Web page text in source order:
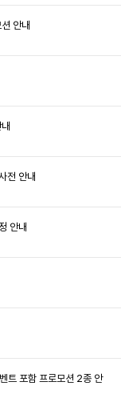
안내
전 안내
안내
트 포함 프로모션 2종 안